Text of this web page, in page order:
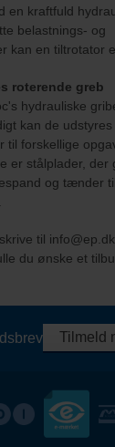
en kraftfuld
belastnings- og
kan en tiltrotator
roterende greb
hydrauliske
kan de udstyres
til forskellige
er stålplader, der
og tænder til
til
du ønske et
Tilmeld